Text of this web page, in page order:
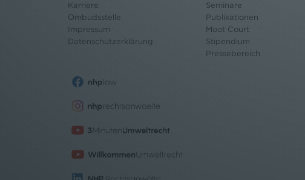
Karriere
Ombudsstelle
Impressum
Datenschutzerklärung
Seminare
Publikationen
Moot Court
Stipendium
Pressebereich